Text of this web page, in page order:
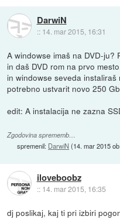
DarwiN
:: 14. mar 2015, 16:31
A windowse imaš na DVD-
in daš DVD rom na prvo
in windowse seveda
potrebno ustvarit novo 250
edit: A instalacija ne zazna
Zgodovina sprememb…
spremenil: DarwiN (14. mar 2015
iloveboobz
:: 14. mar 2015, 16:35
dj poslikaj, kaj ti pri izbiri